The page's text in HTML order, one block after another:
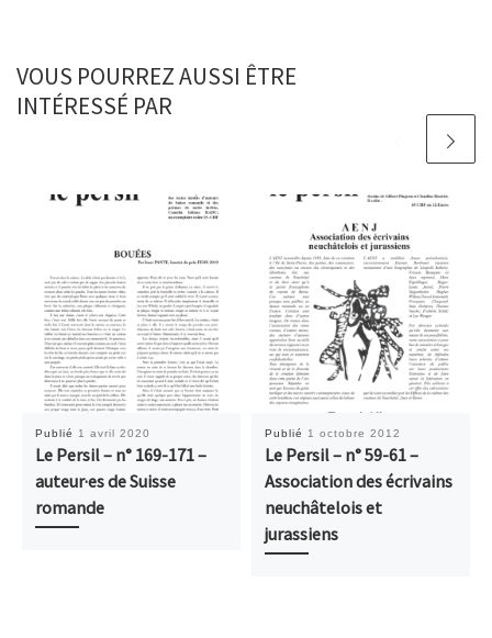
VOUS POURREZ AUSSI ÊTRE
INTÉRESSÉ PAR
Publié 1 avril 2020
Le Persil – n° 169-171 –
auteur·es de Suisse
romande
Publié 1 octobre 2012
Le Persil – n° 59-61 –
Association des écrivains
neuchâtelois et
jurassiens